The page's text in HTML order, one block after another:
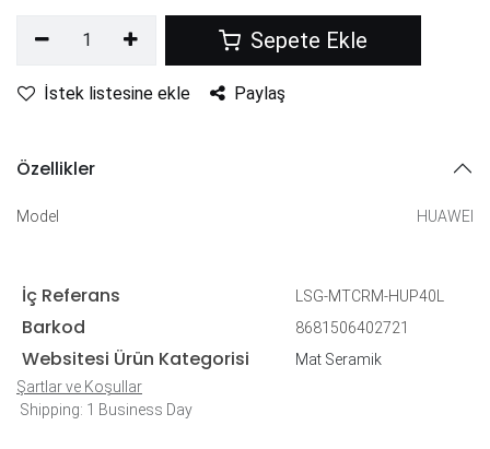
Sepete Ekle
İstek listesine ekle Paylaş
Özellikler
Model HUAWEI
İç Referans LSG-MTCRM-HUP40L
Barkod 8681506402721
Websitesi Ürün Kategorisi
Mat Seramik
Şartlar ve Koşullar
Shipping: 1 Business Day